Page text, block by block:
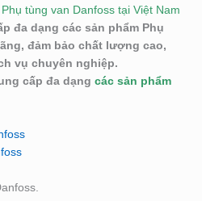
tùng van Danfoss tại Việt Nam
đa dạng các sản phẩm Phụ
đảm bảo chất lượng cao,
vụ chuyên nghiệp.
cấp đa dạng các sản phẩm